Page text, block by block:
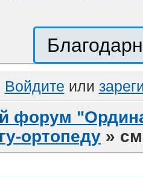
Войдите или
форум
ортопеду »